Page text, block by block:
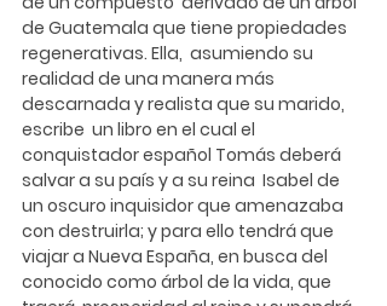
de Guatemala que tiene propiedades
regenerativas. Ella,  asumiendo su
realidad de una manera más
descarnada y realista que su marido,
escribe  un libro en el cual el
conquistador español Tomás deberá
salvar a su país y a su reina  Isabel de
un oscuro inquisidor que amenazaba
con destruirla; y para ello tendrá que
viajar a Nueva España, en busca del
conocido como árbol de la vida, que